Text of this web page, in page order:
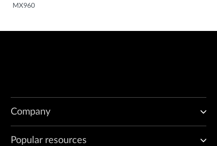
MX960
Company
Popular resources